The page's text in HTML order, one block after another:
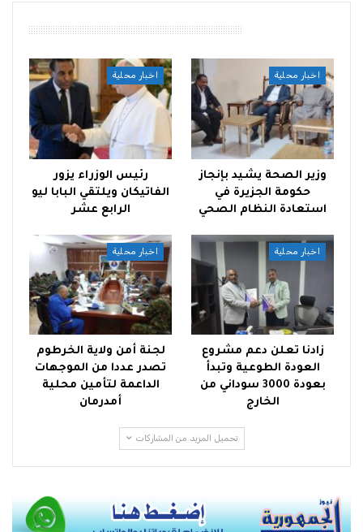
اخبار محلية
وزير الصحة يشيد بإنجاز
حكومة الجزيرة في
استعادة النظام الصحي
اخبار محلية
رئيس الوزراء يزور
الفاتيكان ويلتقي البابا ليو
الرابع عشر
اخبار محلية
زادنا تعلن دعم مشروع
العودة الطوعية وتبدأ
بعودة 3000 سوداني من
الخارج
اخبار محلية
لجنة أمن ولاية الخرطوم
تصدر عددا من الموجهات
الداعمة لتأمين محلية
أمدرمان
تحميل المزيد من المشاركات